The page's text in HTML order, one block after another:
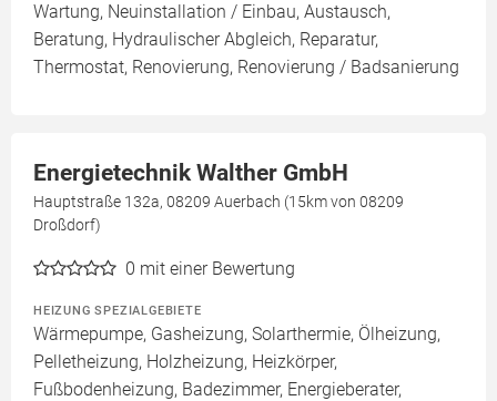
Wartung, Neuinstallation / Einbau, Austausch,
Beratung, Hydraulischer Abgleich, Reparatur,
Thermostat, Renovierung, Renovierung / Badsanierung
Energietechnik Walther GmbH
Hauptstraße 132a, 08209 Auerbach (15km von 08209
Droßdorf)
0 mit einer Bewertung
HEIZUNG SPEZIALGEBIETE
Wärmepumpe, Gasheizung, Solarthermie, Ölheizung,
Pelletheizung, Holzheizung, Heizkörper,
Fußbodenheizung, Badezimmer, Energieberater,